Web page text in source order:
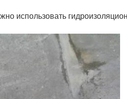
использовать